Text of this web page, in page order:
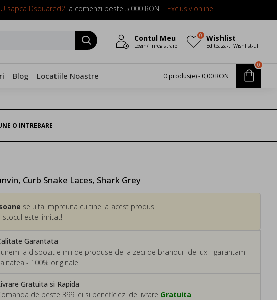
sapca Dsquared2la comenzi peste 5.000 RON | Exclusiv online
Contul Meu
Login/ Inregistrare
Wishlist
Editeaza-ti Wishlist-ul
0
Blog Locatiile Noastre 0 produs(e) - 0,00 RON
0
O INTREBARE
Curb Snake Laces, Shark Grey
Garantata
la dispozitie mii de produse de la zeci de branduri de lux - garantam
- 100% originale.
se uita impreuna cu tine la acest produs.
stocul este limitat!
Gratuita si Rapida
de peste 399 lei si beneficiezi de livrare Gratuita.